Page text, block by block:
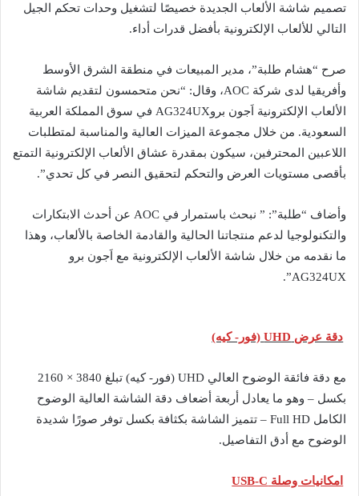
تصميم شاشة الألعاب الجديدة خصيصًا لتشغيل وحدات تحكم الجيل
التالي للألعاب الإلكترونية بأفضل قدرات أداء.
صرح “هشام طلبة”، مدير المبيعات في منطقة الشرق الأوسط
وأفريقيا لدى شركة AOC، وقال: “نحن متحمسون لتقديم شاشة
الألعاب الإلكترونية اَجون بروAG324UX في سوق المملكة العربية
السعودية. من خلال مجموعة الميزات العالية والمناسبة لمتطلبات
اللاعبين المحترفين، سيكون بمقدرة عشاق الألعاب الإلكترونية التمتع
بأقصى مستويات العرض والتحكم لتحقيق النصر في كل تحدي”.
وأضاف “طلبة”: ” نبحث باستمرار في AOC عن أحدث الابتكارات
والتكنولوجيا لدعم منتجاتنا الحالية والقادمة الخاصة بالألعاب، وهذا
ما نقدمه من خلال شاشة الألعاب الإلكترونية مع اَجون برو
AG324UX”.
دقة عرض UHD (فور- كيه)
مع دقة فائقة الوضوح العالي UHD (فور- كيه) تبلغ 3840 × 2160
بكسل – وهو ما يعادل أربعة أضعاف دقة الشاشة العالية الوضوح
الكامل Full HD – تتميز الشاشة بكثافة بكسل توفر صورًا شديدة
الوضوح مع أدق التفاصيل.
امكانيات وصلة USB-C